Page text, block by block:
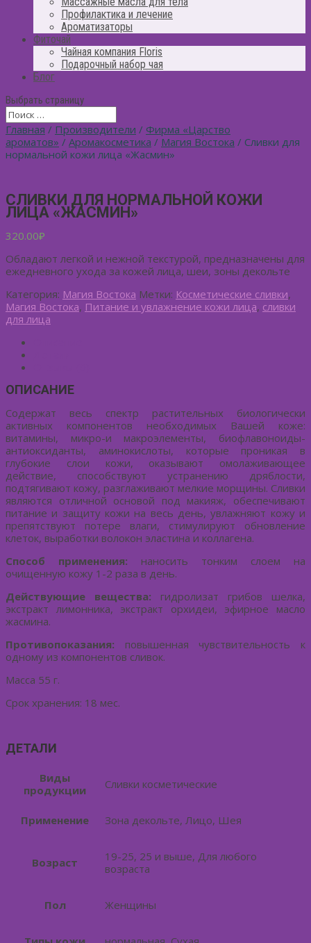
Профилактика и лечение
Ароматизаторы
Фиточай
Чайная компания Floris
Подарочный набор чая
Блог
Выбрать страницу
Главная / Производители / Фирма «Царство
ароматов» / Аромакосметика / Магия Востока / Сливки для
нормальной кожи лица «Жасмин»
СЛИВКИ ДЛЯ НОРМАЛЬНОЙ КОЖИ
ЛИЦА «ЖАСМИН»
320.00₽
Обладают легкой и нежной текстурой, предназначены для
ежедневного ухода за кожей лица, шеи, зоны декольте
Категория: Магия Востока Метки: Косметические сливки,
Магия Востока, Питание и увлажнение кожи лица, сливки
для лица
ОПИСАНИЕ
Содержат весь спектр растительных биологически
активных компонентов необходимых Вашей коже:
витамины, микро-и макроэлементы, биофлавоноиды-
антиоксиданты, аминокислоты, которые проникая в
глубокие слои кожи, оказывают омолаживающее
действие, способствуют устранению дряблости,
подтягивают кожу, разглаживают мелкие морщины. Сливки
являются отличной основой под макияж, обеспечивают
питание и защиту кожи на весь день, увлажняют кожу и
препятствуют потере влаги, стимулируют обновление
клеток, выработки волокон эластина и коллагена.
Способ применения: наносить тонким слоем на
очищенную кожу 1-2 раза в день.
Действующие вещества: гидролизат грибов шелка,
экстракт лимонника, экстракт орхидеи, эфирное масло
жасмина.
Противопоказания: повышенная чувствительность к
одному из компонентов сливок.
Масса 55 г.
Срок хранения: 18 мес.
ДЕТАЛИ
Виды
продукции
Сливки косметические
Применение Зона декольте, Лицо, Шея
Возраст
19-25, 25 и выше, Для любого
возраста
Пол Женщины